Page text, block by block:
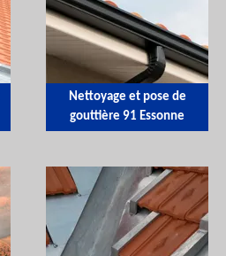
Nettoyage et pose de
gouttière 91 Essonne